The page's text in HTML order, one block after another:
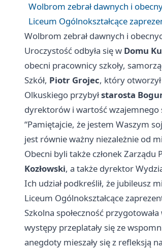
Wolbrom zebrał dawnych i
Liceum Ogólnokształcące
Wolbrom zebrał dawnych i
Uroczystość odbyła się w Domu
obecni pracownicy szkoły,
Szkół, Piotr Grojec, który
Olkuskiego przybyłstarosta
dyrektorów i wartość wzajemnego
“Pamiętajcie, że jestem Waszym
jest równie ważny niezależnie od
Obecni byli także członek Zarządu
Kozłowski, a także dyrektor
Ich udział podkreślił, że jubileusz
Liceum Ogólnokształcące
Szkolna społeczność
występy przeplatały się ze
anegdoty mieszały się z refleksją